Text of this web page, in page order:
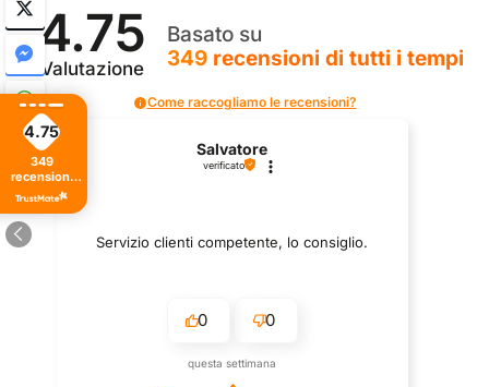
4.75
Valutazione
Basato su
349recensioni di tutti i tempi
Come raccogliamo le recensioni?
Salvatore
verificato
Servizio clienti competente, lo consiglio.
0 0
questa settimana
4.75
349
recensioni
di tutti i
tempi